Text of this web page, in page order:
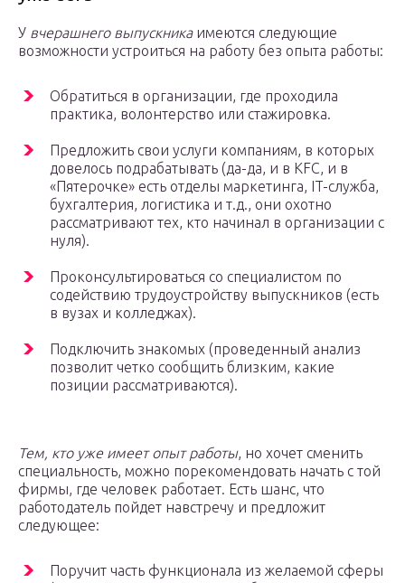
У вчерашнего выпускникаимеются следующие
возможности устроиться на работу без опыта работы:
Обратиться в организации, где проходила
практика, волонтерство или стажировка.
Предложить свои услуги компаниям, в которых
довелось подрабатывать (да-да, и в KFC, и в
«Пятерочке» есть отделы маркетинга, IT-служба,
бухгалтерия, логистика и т.д., они охотно
рассматривают тех, кто начинал в организации с
нуля).
Проконсультироваться со специалистом по
содействию трудоустройству выпускников (есть
в вузах и колледжах).
Подключить знакомых (проведенный анализ
позволит четко сообщить близким, какие
позиции рассматриваются).
Тем, кто уже имеет опыт работы, но хочет сменить
специальность, можно порекомендовать начать с той
фирмы, где человек работает. Есть шанс, что
работодатель пойдет навстречу и предложит
следующее:
Поручит часть функционала из желаемой сферы